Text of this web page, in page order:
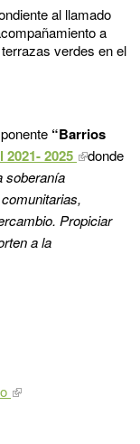
al llamado
a
verdes en el
“Barrios
2025
donde
soberanía
Propiciar
a la